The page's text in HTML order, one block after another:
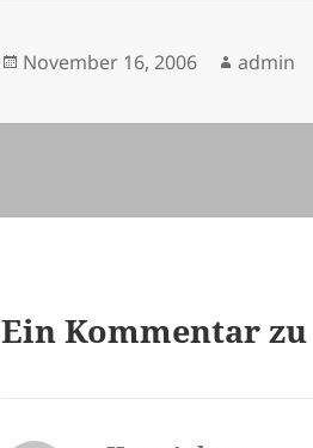
Veröffentlicht
November 16, 2006 Autor
admin
Ein Kommentar